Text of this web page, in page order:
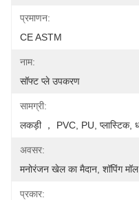
प्रमाणन:
CE ASTM
नाम:
सॉफ्ट प्ले उपकरण
सामग्री:
लकड़ी ， PVC, PU, ​​प्लास्टिक,
अवसर:
मनोरंजन खेल का मैदान, शॉपिंग
प्रकार: